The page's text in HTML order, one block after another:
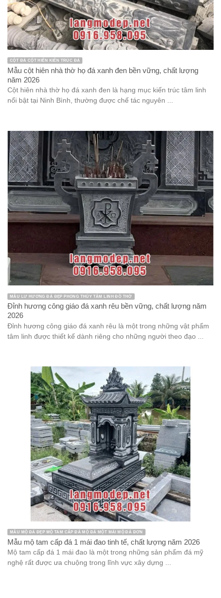
CỘT ĐÁ CỘT HIÊN KIẾN TRÚC ĐÁ
Mẫu cột hiên nhà thờ họ đá xanh đen bền vững, chất lượng
năm 2026
Cột hiên nhà thờ họ đá xanh đen là hạng mục kiến trúc tâm linh
nổi bật tại Ninh Bình, thường được chế tác nguyên ...
MẪU LƯ HƯƠNG ĐÁ ĐẸP PHONG THỦY TÂM LINH ĐỒ THỜ
Đỉnh hương công giáo đá xanh rêu bền vững, chất lượng năm
2026
Đỉnh hương công giáo đá xanh rêu là một trong những vật phẩm
tâm linh được thiết kế dành riêng cho những người theo đạo ...
MẪU MỘ ĐÁ ĐẸP MỘ TAM CẤP ĐÁ MỘ ĐÁ MỘT MÁI MỘ ĐÁ ĐƠN
Mẫu mộ tam cấp đá 1 mái đao tinh tế, chất lượng năm 2026
Mộ tam cấp đá 1 mái đao là một trong những sản phẩm đá mỹ
nghệ rất được ưa chuộng trong lĩnh vực xây dựng ...